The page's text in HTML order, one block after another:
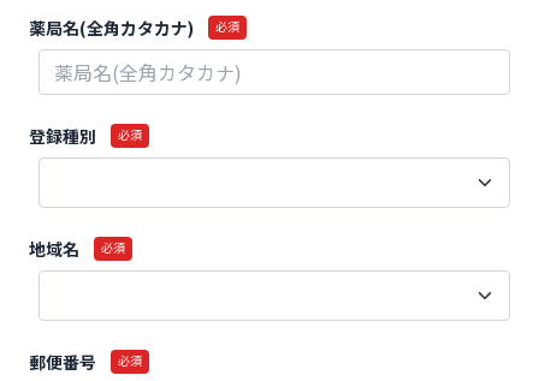
薬局名(全角カタカナ) 必須
登録種別 必須
地域名 必須
郵便番号 必須